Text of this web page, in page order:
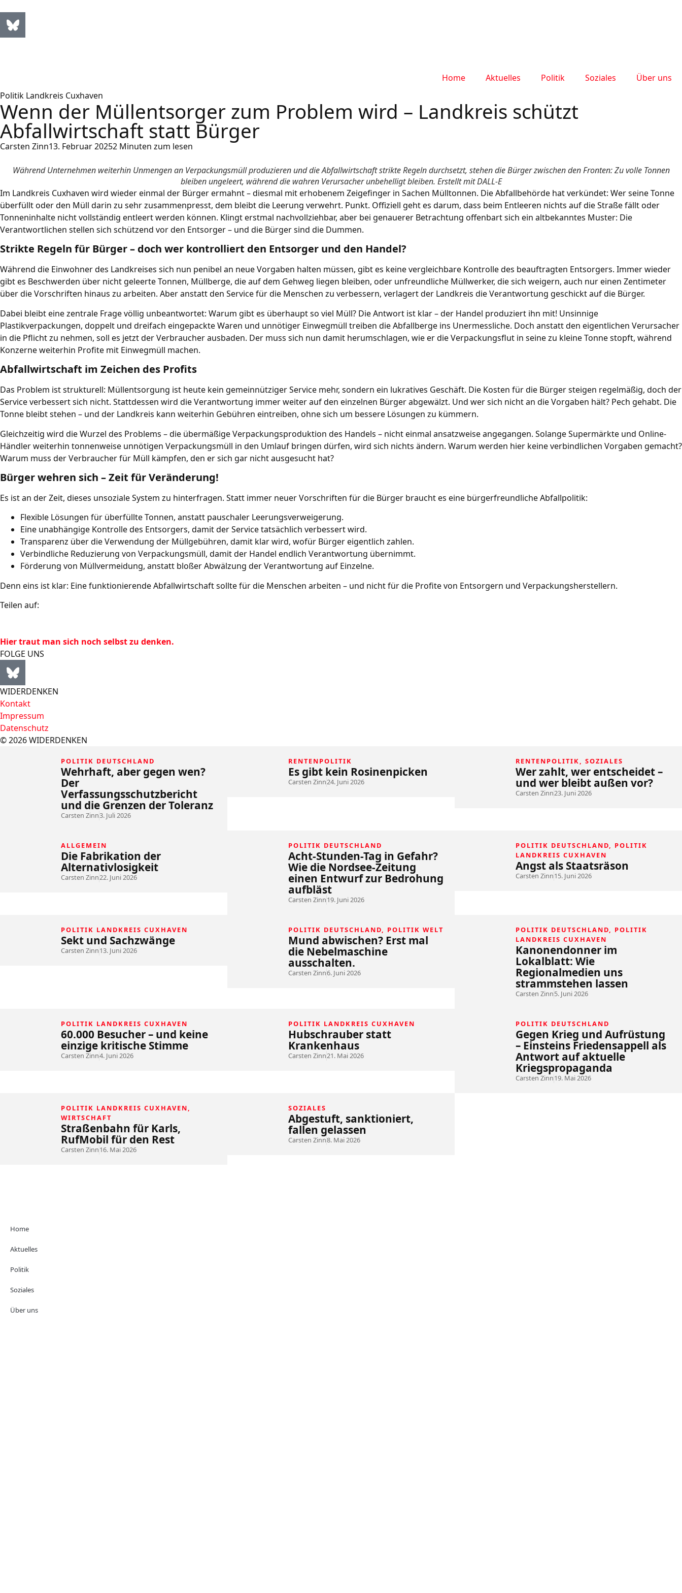
Home Aktuelles Politik Soziales
Über uns
Politik Landkreis Cuxhaven
Wenn der Müllentsorger zum Problem wird – Landkreis schützt
Abfallwirtschaft statt Bürger
Carsten Zinn13. Februar 20252 Minuten zum lesen
Während Unternehmen weiterhin Unmengen an Verpackungsmüll produzieren und die Abfallwirtschaft strikte Regeln durchsetzt, stehen die Bürger zwischen den Fronten: Zu volle Tonnen
bleiben ungeleert, während die wahren Verursacher unbehelligt bleiben. Erstellt mit DALL-E
Im Landkreis Cuxhaven wird wieder einmal der Bürger ermahnt – diesmal mit erhobenem Zeigefinger in Sachen Mülltonnen. Die Abfallbehörde hat verkündet: Wer seine Tonne
überfüllt oder den Müll darin zu sehr zusammenpresst, dem bleibt die Leerung verwehrt. Punkt. Offiziell geht es darum, dass beim Entleeren nichts auf die Straße fällt oder
Tonneninhalte nicht vollständig entleert werden können. Klingt erstmal nachvollziehbar, aber bei genauerer Betrachtung offenbart sich ein altbekanntes Muster: Die
Verantwortlichen stellen sich schützend vor den Entsorger – und die Bürger sind die Dummen.
Strikte Regeln für Bürger – doch wer kontrolliert den Entsorger und den Handel?
Während die Einwohner des Landkreises sich nun penibel an neue Vorgaben halten müssen, gibt es keine vergleichbare Kontrolle des beauftragten Entsorgers. Immer wieder
gibt es Beschwerden über nicht geleerte Tonnen, Müllberge, die auf dem Gehweg liegen bleiben, oder unfreundliche Müllwerker, die sich weigern, auch nur einen Zentimeter
über die Vorschriften hinaus zu arbeiten. Aber anstatt den Service für die Menschen zu verbessern, verlagert der Landkreis die Verantwortung geschickt auf die Bürger.
Dabei bleibt eine zentrale Frage völlig unbeantwortet: Warum gibt es überhaupt so viel Müll? Die Antwort ist klar – der Handel produziert ihn mit! Unsinnige
Plastikverpackungen, doppelt und dreifach eingepackte Waren und unnötiger Einwegmüll treiben die Abfallberge ins Unermessliche. Doch anstatt den eigentlichen Verursacher
in die Pflicht zu nehmen, soll es jetzt der Verbraucher ausbaden. Der muss sich nun damit herumschlagen, wie er die Verpackungsflut in seine zu kleine Tonne stopft, während
Konzerne weiterhin Profite mit Einwegmüll machen.
Abfallwirtschaft im Zeichen des Profits
Das Problem ist strukturell: Müllentsorgung ist heute kein gemeinnütziger Service mehr, sondern ein lukratives Geschäft. Die Kosten für die Bürger steigen regelmäßig, doch der
Service verbessert sich nicht. Stattdessen wird die Verantwortung immer weiter auf den einzelnen Bürger abgewälzt. Und wer sich nicht an die Vorgaben hält? Pech gehabt. Die
Tonne bleibt stehen – und der Landkreis kann weiterhin Gebühren eintreiben, ohne sich um bessere Lösungen zu kümmern.
Gleichzeitig wird die Wurzel des Problems – die übermäßige Verpackungsproduktion des Handels – nicht einmal ansatzweise angegangen. Solange Supermärkte und Online-
Händler weiterhin tonnenweise unnötigen Verpackungsmüll in den Umlauf bringen dürfen, wird sich nichts ändern. Warum werden hier keine verbindlichen Vorgaben gemacht?
Warum muss der Verbraucher für Müll kämpfen, den er sich gar nicht ausgesucht hat?
Bürger wehren sich – Zeit für Veränderung!
Es ist an der Zeit, dieses unsoziale System zu hinterfragen. Statt immer neuer Vorschriften für die Bürger braucht es eine bürgerfreundliche Abfallpolitik:
Flexible Lösungen für überfüllte Tonnen, anstatt pauschaler Leerungsverweigerung.
Eine unabhängige Kontrolle des Entsorgers, damit der Service tatsächlich verbessert wird.
Transparenz über die Verwendung der Müllgebühren, damit klar wird, wofür Bürger eigentlich zahlen.
Verbindliche Reduzierung von Verpackungsmüll, damit der Handel endlich Verantwortung übernimmt.
Förderung von Müllvermeidung, anstatt bloßer Abwälzung der Verantwortung auf Einzelne.
Denn eins ist klar: Eine funktionierende Abfallwirtschaft sollte für die Menschen arbeiten – und nicht für die Profite von Entsorgern und Verpackungsherstellern.
Teilen auf:
Hier traut man sich noch selbst zu denken.
FOLGE UNS
WIDERDENKEN
Kontakt
Impressum
Datenschutz
© 2026 WIDERDENKEN
POLITIK DEUTSCHLAND
Wehrhaft, aber gegen wen?
Der
Verfassungsschutzbericht
und die Grenzen der Toleranz
Carsten Zinn3. Juli 2026
RENTENPOLITIK
Es gibt kein Rosinenpicken
Carsten Zinn24. Juni 2026
RENTENPOLITIK, SOZIALES
Wer zahlt, wer entscheidet –
und wer bleibt außen vor?
Carsten Zinn23. Juni 2026
ALLGEMEIN
Die Fabrikation der
Alternativlosigkeit
Carsten Zinn22. Juni 2026
POLITIK DEUTSCHLAND
Acht-Stunden-Tag in Gefahr?
Wie die Nordsee-Zeitung
einen Entwurf zur Bedrohung
aufbläst
Carsten Zinn19. Juni 2026
POLITIK DEUTSCHLAND, POLITIK
LANDKREIS CUXHAVEN
Angst als Staatsräson
Carsten Zinn15. Juni 2026
POLITIK LANDKREIS CUXHAVEN
Sekt und Sachzwänge
Carsten Zinn13. Juni 2026
POLITIK DEUTSCHLAND, POLITIK WELT
Mund abwischen? Erst mal
die Nebelmaschine
ausschalten.
Carsten Zinn6. Juni 2026
POLITIK DEUTSCHLAND, POLITIK
LANDKREIS CUXHAVEN
Kanonendonner im
Lokalblatt: Wie
Regionalmedien uns
strammstehen lassen
Carsten Zinn5. Juni 2026
POLITIK LANDKREIS CUXHAVEN
60.000 Besucher – und keine
einzige kritische Stimme
Carsten Zinn4. Juni 2026
POLITIK LANDKREIS CUXHAVEN
Hubschrauber statt
Krankenhaus
Carsten Zinn21. Mai 2026
POLITIK DEUTSCHLAND
Gegen Krieg und Aufrüstung
– Einsteins Friedensappell als
Antwort auf aktuelle
Kriegspropaganda
Carsten Zinn19. Mai 2026
POLITIK LANDKREIS CUXHAVEN,
WIRTSCHAFT
Straßenbahn für Karls,
RufMobil für den Rest
Carsten Zinn16. Mai 2026
SOZIALES
Abgestuft, sanktioniert,
fallen gelassen
Carsten Zinn8. Mai 2026
Home
Aktuelles
Politik
Soziales
Über uns